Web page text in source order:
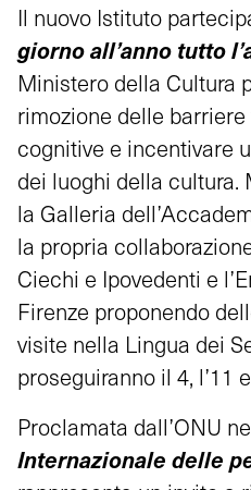
Il nuovo Istituto
giorno all’anno tutto
Ministero della Cultura
rimozione delle
cognitive e incentivare
dei luoghi della cultura.
la Galleria
la propria
Ciechi e Ipovedenti e
Firenze proponendo
visite nella Lingua dei
proseguiranno il 4, l’11
Proclamata dall’ONU
Internazionale delle